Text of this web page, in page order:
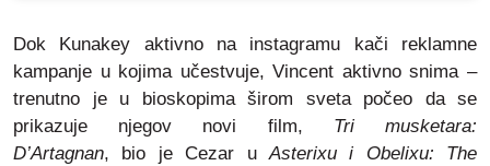
Dok Kunakey aktivno na instagramu kači reklamne
kampanje u kojima učestvuje, Vincent aktivno snima –
trenutno je u bioskopima širom sveta počeo da se
prikazuje njegov novi film, Tri musketara:
D’Artagnan, bio je Cezar uAsterixu i Obelixu: The